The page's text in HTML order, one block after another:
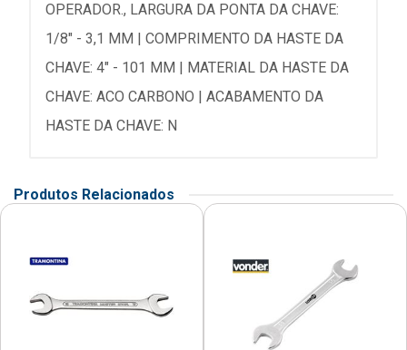
OPERADOR., LARGURA DA PONTA DA CHAVE:
1/8" - 3,1 MM | COMPRIMENTO DA HASTE DA
CHAVE: 4" - 101 MM | MATERIAL DA HASTE DA
CHAVE: ACO CARBONO | ACABAMENTO DA
HASTE DA CHAVE: N
Produtos Relacionados